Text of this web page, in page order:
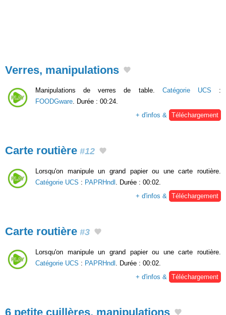
Verres, manipulations
Manipulations de verres de table. Catégorie UCS :
FOODGware. Durée : 00:24.
+ d'infos & Téléchargement
Carte routière #12
Lorsqu'on manipule un grand papier ou une carte routière.
Catégorie UCS : PAPRHndl
. Durée : 00:02.
+ d'infos &
Téléchargement
Carte routière #3
Lorsqu'on manipule un grand papier ou une carte routière.
Catégorie UCS : PAPRHndl . Durée : 00:02.
+ d'infos &
Téléchargement
6 petite cuillères, manipulations